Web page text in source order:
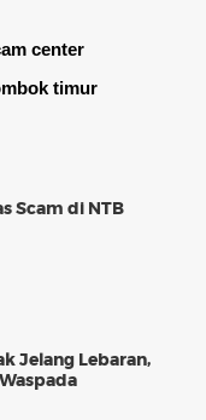
center
timur
Scam di NTB
Jelang Lebaran,